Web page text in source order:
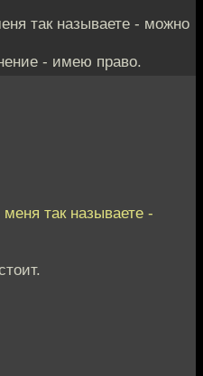
так называете - можно
- имею право.
так называете -